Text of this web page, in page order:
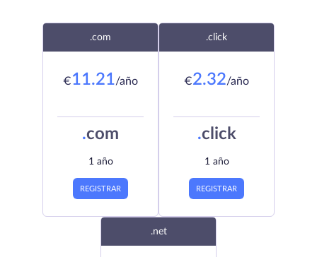
.com
€11.21/año
.com
1 año
REGISTRAR
.click
€2.32/año
.click
1 año
REGISTRAR
.net